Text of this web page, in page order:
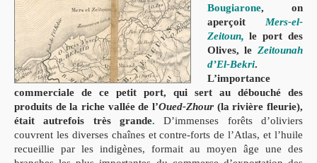
Bougiarone, on
aperçoit
Mers-el-
Zeitoun, le port des
Olives, le Zeitounah
d’El-Bekri.
L’importance
commerciale de ce petit port, qui sert au débouché des
produits de la riche vallée de l’Oued-Zhour (la rivière fleurie),
était autrefois très grande. D’immenses forêts d’oliviers
couvrent les diverses chaînes et contre-forts de l’Atlas, et l’huile
recueillie par les indigènes, formait au moyen âge une des